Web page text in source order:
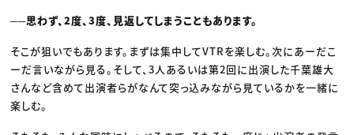
──思わず、2度、3度、見返してしまうこともあります。
そこが狙いでもあります。まずは集中してVTRを楽しむ。次にあーだこ
ーだ言いながら見る。そして、3人あるいは第2回に出演した千葉雄大
さんなど含めて出演者らがなんて突っ込みながら見ているかを一緒に
楽しむ。